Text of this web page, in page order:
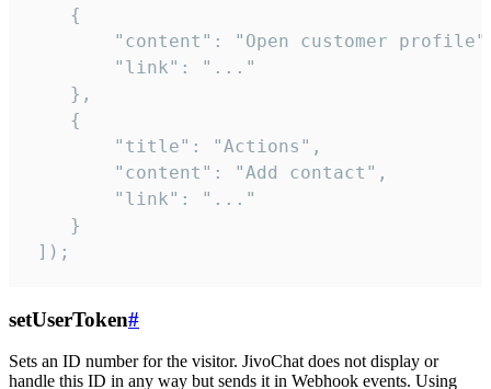
    {
"content": "Open customer
        "link": "..."
    },
    {
        "title": "Actions",
        "content": "Add contact",
        "link": "..."
    }
]);
setUserToken#
Sets an ID number for the visitor. JivoChat does not display or
handle this ID in any way but sends it in Webhook events. Using